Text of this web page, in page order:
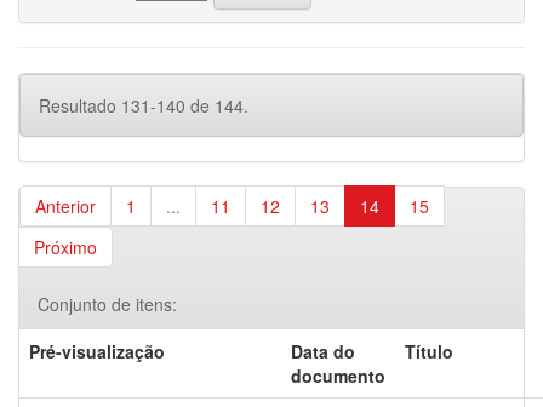
Resultado 131-140 de 144.
Anterior 1 ... 11 12 13 14
15
Próximo
Conjunto de itens:
Pré-visualização
Data do
documento
Título